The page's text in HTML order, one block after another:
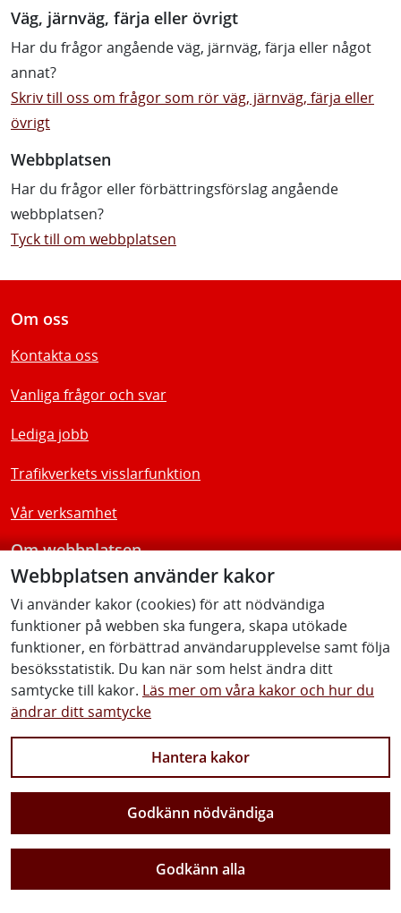
Webbplatsen använder kakor
Vi använder kakor (cookies) för att nödvändiga
funktioner på webben ska fungera, skapa utökade
funktioner, en förbättrad användarupplevelse samt följa
besöksstatistik. Du kan när som helst ändra ditt
samtycke till kakor. Läs mer om våra kakor och hur du
ändrar ditt samtycke
Hantera kakor
Godkänn nödvändiga
Godkänn alla
Väg, järnväg, färja eller övrigt
Har du frågor angående väg, järnväg, färja eller något
annat?
Skriv till oss om frågor som rör väg, järnväg, färja eller
övrigt
Webbplatsen
Har du frågor eller förbättringsförslag angående
webbplatsen?
Tyck till om webbplatsen
Vi gör Sverige närmare
Om oss
Kontakta oss
Vanliga frågor och svar
Lediga jobb
Trafikverkets visslarfunktion
Vår verksamhet
Om webbplatsen
Tillgänglighetsredogörelse
Följ oss
Facebook Youtube